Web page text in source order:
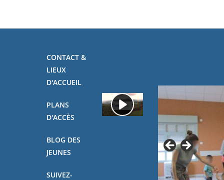
CONTACT &
LIEUX
D'ACCUEIL
PLANS
D'ACCÈS
BLOG DES
JEUNES
SUIVEZ-